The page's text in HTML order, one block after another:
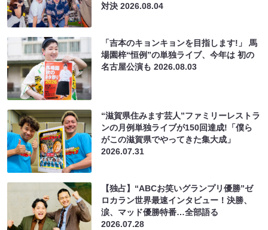
対決2026.08.04
「吉本のキョンキョンを目指します!」 馬
場園梓“恒例”の単独ライブ、今年は 初の
名古屋公演も2026.08.03
“滋賀県住みます芸人”ファミリーレストラ
ンの月例単独ライブが150回達成!「僕ら
がこの滋賀県でやってきた集大成」
2026.07.31
【独占】“ABCお笑いグランプリ優勝”ゼ
ロカラン世界最速インタビュー！決勝、
涙、マッド優勝特番…全部語る
2026.07.28